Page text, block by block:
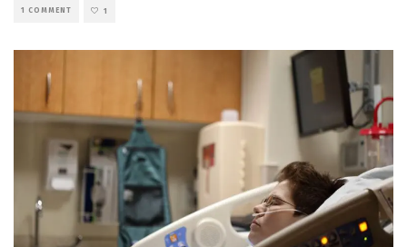
1 COMMENT 1